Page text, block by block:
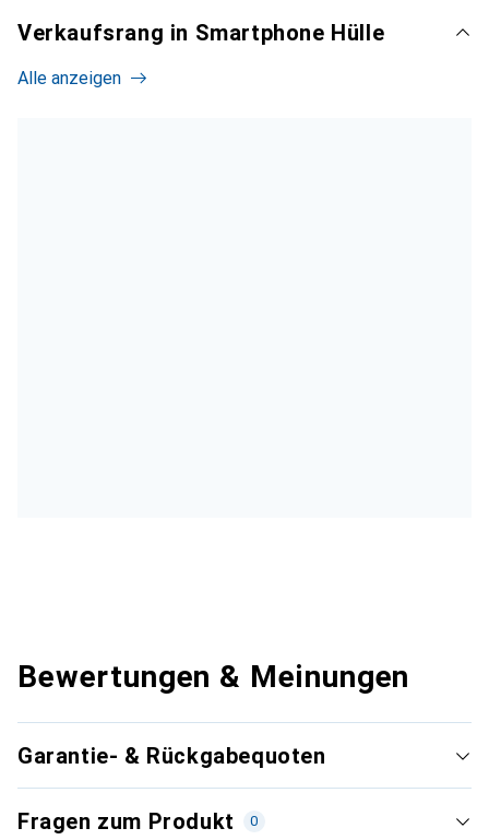
Verkaufsrang in Smartphone Hülle
Alle anzeigen
Bewertungen & Meinungen
Garantie- & Rückgabequoten
Fragen zum Produkt 0